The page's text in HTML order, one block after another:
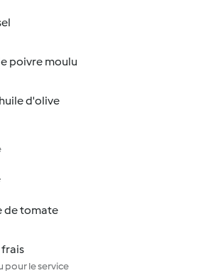
poivre moulu
d'olive
de tomate
frais
pour le service